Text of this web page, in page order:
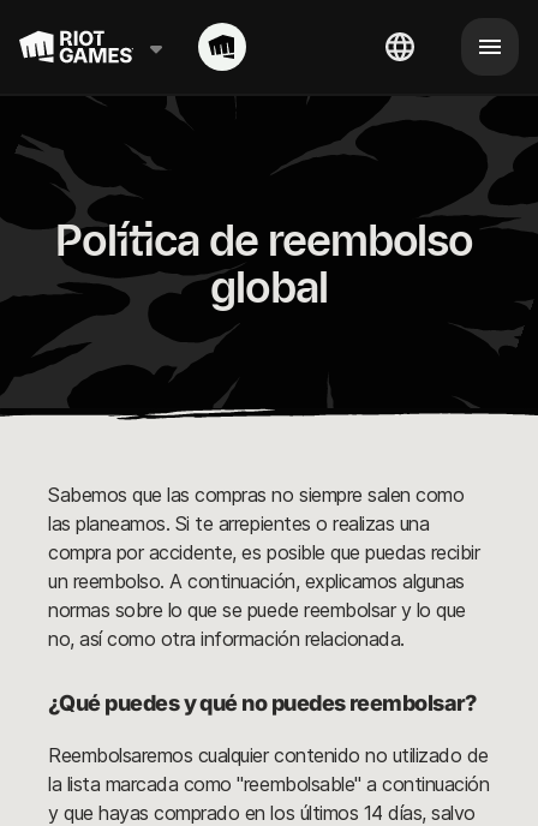
Política de reembolso
global
Sabemos que las compras no siempre salen como
las planeamos. Si te arrepientes o realizas una
compra por accidente, es posible que puedas recibir
un reembolso. A continuación, explicamos algunas
normas sobre lo que se puede reembolsar y lo que
no, así como otra información relacionada.
¿Qué puedes y qué no puedes reembolsar?
Reembolsaremos cualquier contenido no utilizado de
la lista marcada como "reembolsable" a continuación
y que hayas comprado en los últimos 14 días, salvo